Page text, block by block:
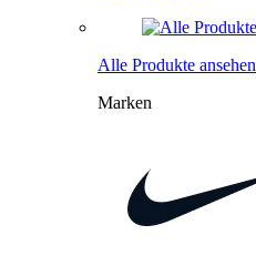
Alle Produkte ansehen
Marken